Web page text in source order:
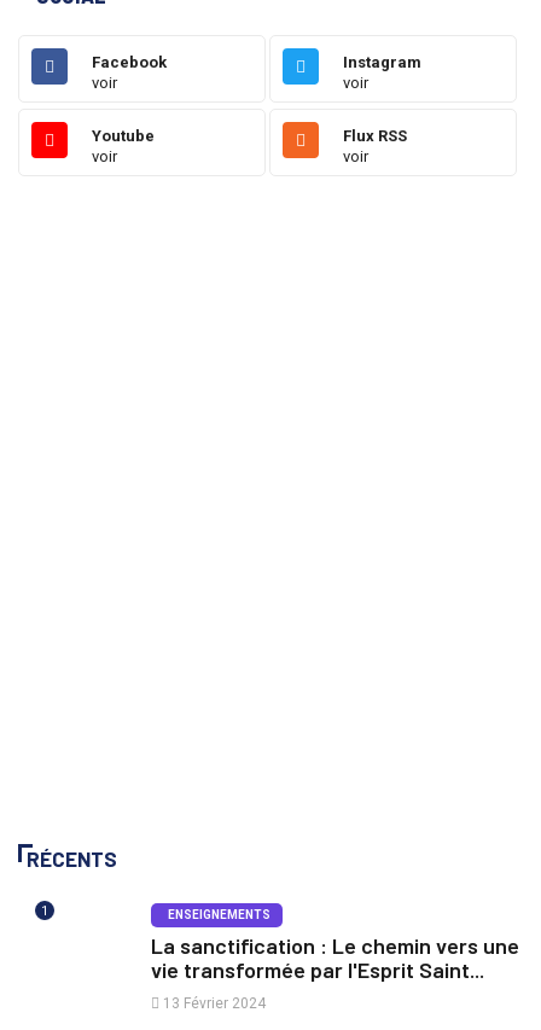
Facebook
voir
Instagram
voir
Youtube
voir
Flux RSS
voir
RÉCENTS
1 ENSEIGNEMENTS
La sanctification : Le chemin vers une
vie transformée par l'Esprit Saint...
13 Février 2024